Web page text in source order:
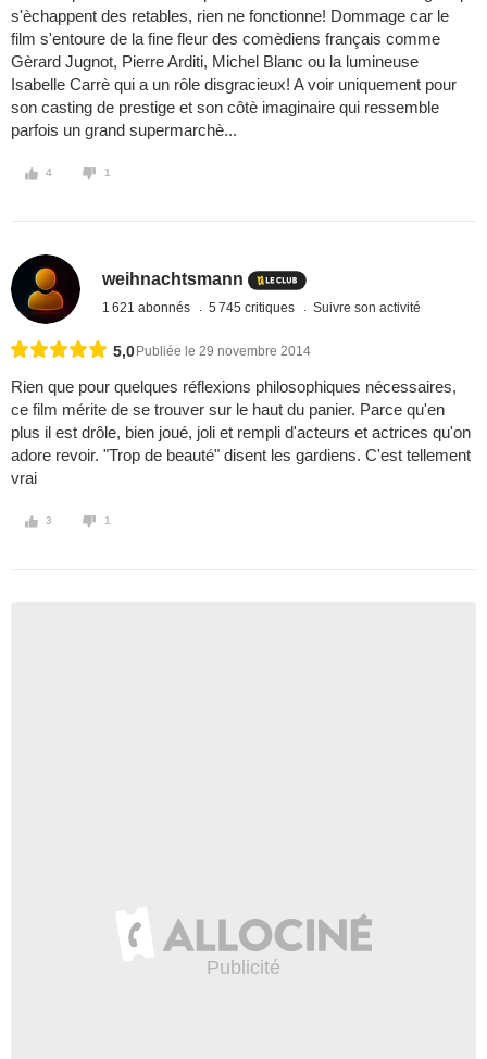
s'èchappent des retables, rien ne fonctionne! Dommage car le
film s'entoure de la fine fleur des comèdiens français comme
Gèrard Jugnot, Pierre Arditi, Michel Blanc ou la lumineuse
Isabelle Carrè qui a un rôle disgracieux! A voir uniquement pour
son casting de prestige et son côtè imaginaire qui ressemble
parfois un grand supermarchè...
4 1
weihnachtsmann
1 621 abonnés 5 745 critiques Suivre son activité
5,0 Publiée le 29 novembre 2014
Rien que pour quelques réflexions philosophiques nécessaires,
ce film mérite de se trouver sur le haut du panier. Parce qu'en
plus il est drôle, bien joué, joli et rempli d'acteurs et actrices qu'on
adore revoir. "Trop de beauté" disent les gardiens. C'est tellement
vrai
3 1